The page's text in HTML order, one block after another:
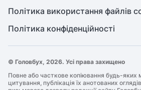
Політика використання файлів
Політика конфіденційності
© Головбух, 2026. Усі права захищено
Повне або часткове копіювання будь-яких
цитування, публікація їх анотованих